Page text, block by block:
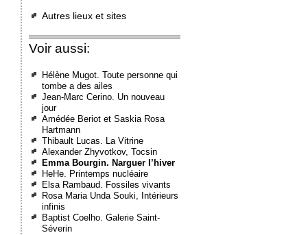
Autres lieux et sites
Voir aussi:
Hélène Mugot. Toute personne qui
tombe a des ailes
Jean-Marc Cerino. Un nouveau
jour
Amédée Beriot et Saskia Rosa
Hartmann
Thibault Lucas. La Vitrine
Alexander Zhyvotkov, Tocsin
Emma Bourgin. Narguer l’hiver
HeHe. Printemps nucléaire
Elsa Rambaud. Fossiles vivants
Rosa Maria Unda Souki, Intérieurs
infinis
Baptist Coelho. Galerie Saint-
Séverin